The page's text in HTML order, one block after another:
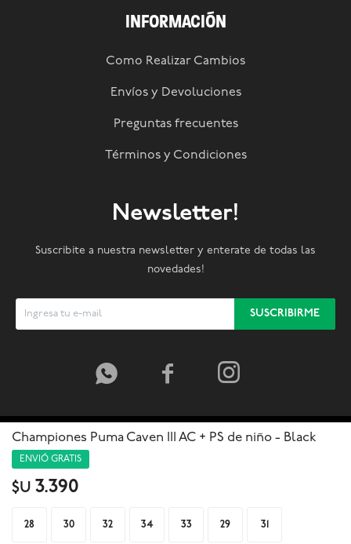
Championes Puma Caven III AC + PS de niño - Black
ENVIÓ GRATIS
$U 3.390
28 30 32 34 33 29 31
INFORMACIÓN
Como Realizar Cambios
Envíos y Devoluciones
Preguntas frecuentes
Términos y Condiciones
Newsletter!
Suscribite a nuestra newsletter y enterate de todas las
novedades!
SUSCRIBIRME
  